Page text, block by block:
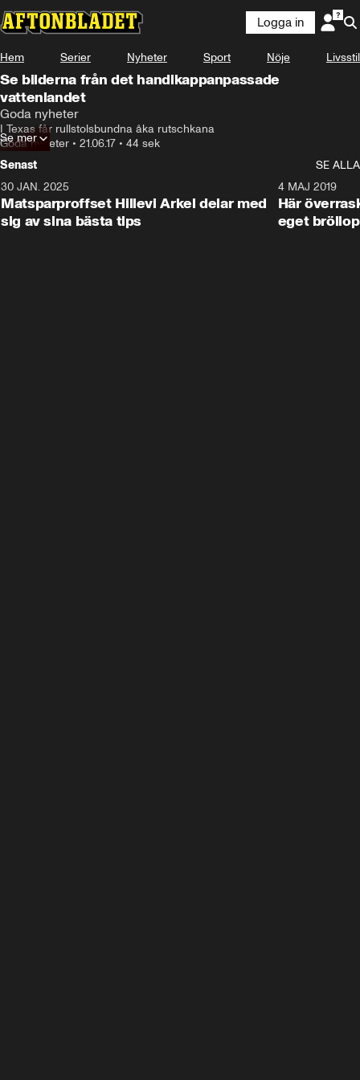
Logga in
Hem Serier Nyheter Sport Nöje Livsstil
Se bilderna från det handikappanpassade
vattenlandet
Goda nyheter
I Texas får rullstolsbundna åka rutschkana
Goda nyheter • 21.06.17 • 44 sek
Se mer
Senast
SE ALLA
30 JAN. 2025
Matsparproffset Hillevi Arkel delar med
sig av sina bästa tips
4 MAJ 2019
Här
eget bröllop